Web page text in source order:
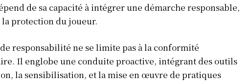
de sa capacité à intégrer une démarche responsable,
protection du joueur.
responsabilité ne se limite pas à la conformité
Il englobe une conduite proactive, intégrant des outils
la sensibilisation, et la mise en œuvre de pratiques